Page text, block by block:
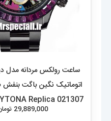
ساعت رولکس مردانه مدل
اتوماتیک نگین باگت
021307 ROLEX DAYTONA Replica
29,889,000